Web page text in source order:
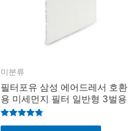
미분류
필터포유 삼성 에어드레서 호환
용 미세먼지 필터 일반형 3벌용
Rated